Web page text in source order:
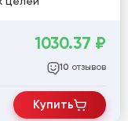
1030.37 ₽
10 отзывов
Купить